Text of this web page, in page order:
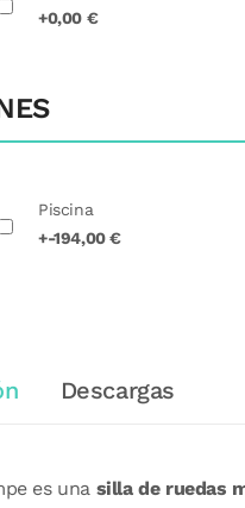
+0,00 €
Piscina
+-194,00 €
Descargas
es una silla de ruedas